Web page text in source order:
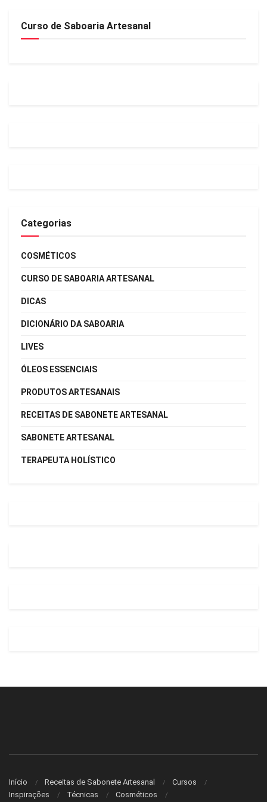
Curso de Saboaria Artesanal
Categorias
COSMÉTICOS
CURSO DE SABOARIA ARTESANAL
DICAS
DICIONÁRIO DA SABOARIA
LIVES
ÓLEOS ESSENCIAIS
PRODUTOS ARTESANAIS
RECEITAS DE SABONETE ARTESANAL
SABONETE ARTESANAL
TERAPEUTA HOLÍSTICO
Início Receitas de Sabonete Artesanal
Cursos
Inspirações
Técnicas Cosméticos